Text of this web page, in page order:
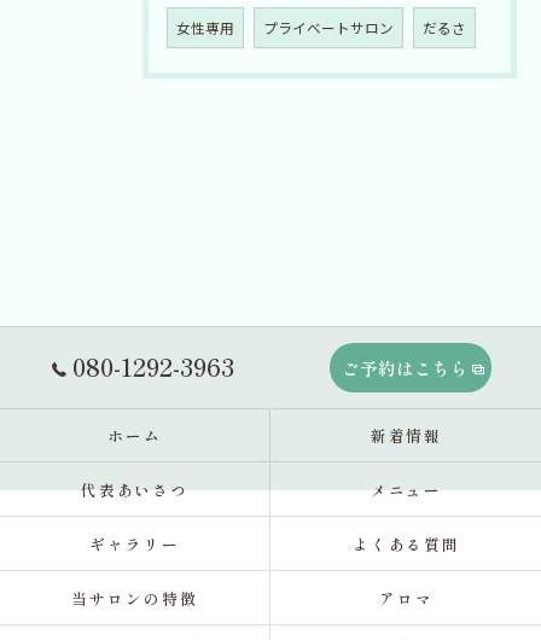
女性専用 プライベートサロン だるさ
080-1292-3963 ご予約はこちら
ホーム 新着情報
代表あいさつ メニュー
ギャラリー よくある質問
当サロンの特徴 アロマ